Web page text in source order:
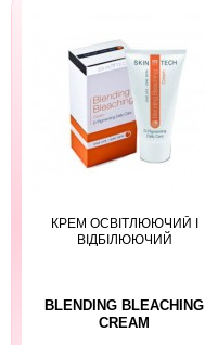
КРЕМ ОСВІТЛЮЮЧИЙ І
ВІДБІЛЮЮЧИЙ
BLENDING BLEACHING
CREAM